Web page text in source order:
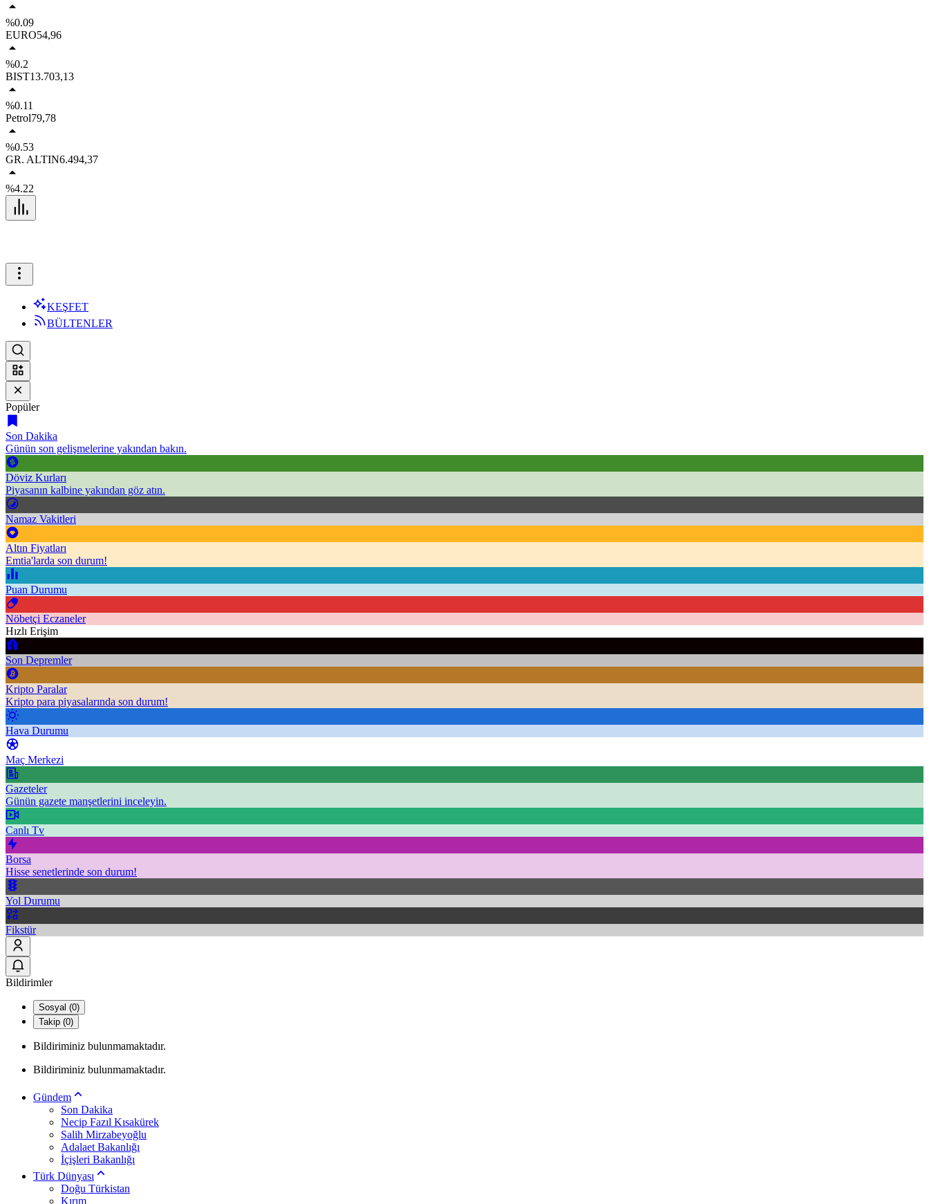
%0.09
EURO54,96
%0.2
BIST13.703,13
%0.11
Petrol79,78
%0.53
GR. ALTIN6.494,37
%4.22
KEŞFET
BÜLTENLER
Popüler
Son Dakika
Günün son gelişmelerine yakından bakın.
Döviz Kurları
Piyasanın kalbine yakından göz atın.
Namaz Vakitleri
Altın Fiyatları
Emtia'larda son durum!
Puan Durumu
Nöbetçi Eczaneler
Hızlı Erişim
Son Depremler
Kripto Paralar
Kripto para piyasalarında son durum!
Hava Durumu
Maç Merkezi
Gazeteler
Günün gazete manşetlerini inceleyin.
Canlı Tv
Borsa
Hisse senetlerinde son durum!
Yol Durumu
Fikstür
Bildirimler
Sosyal (0)
Takip (0)
Bildiriminiz bulunmamaktadır.
Bildiriminiz bulunmamaktadır.
Gündem
Son Dakika
Necip Fazıl Kısakürek
Salih Mirzabeyoğlu
Adalaet Bakanlığı
İçişleri Bakanlığı
Türk Dünyası
Doğu Türkistan
Kırım